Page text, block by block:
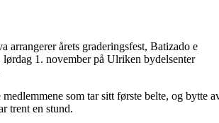
arrangerer årets graderingsfest, Batizado e
lørdag 1. november på Ulriken bydelsenter
som tar sitt første belte, og bytte
trent en stund.